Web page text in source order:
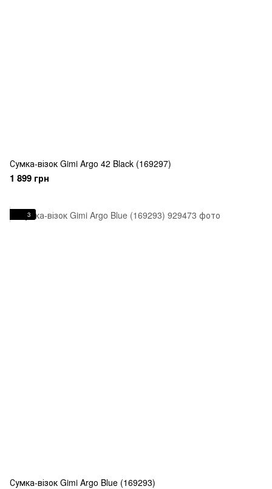
Сумка-візок Gimi Argo 42 Black (169297)
1 899 грн
3
Сумка-візок Gimi Argo Blue (169293)